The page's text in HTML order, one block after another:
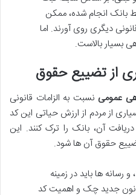
بانک انجام شده، ممکن
دیگری روی آورند. اما
بسیار بالاست.
از تضییع حقوق
عمومی نسبت به الزامات قانونی
از مردم از ارزش حیاتی این کد
آن، بانک را ترک کنند. این
حقوق آن ها شود.
و رسانه ها باید در زمینه
جدید چک و اهمیت کد